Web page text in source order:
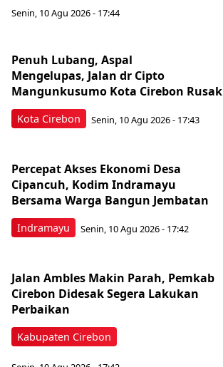
Senin, 10 Agu 2026 - 17:44
Kota Cirebon
Penuh Lubang, Aspal
Mengelupas, Jalan dr Cipto
Mangunkusumo Kota Cirebon Rusak
Senin, 10 Agu 2026 - 17:43
Indramayu
Percepat Akses Ekonomi Desa
Cipancuh, Kodim Indramayu
Bersama Warga Bangun Jembatan
Senin, 10 Agu 2026 - 17:42
Kabupaten Cirebon
Jalan Ambles Makin Parah, Pemkab
Cirebon Didesak Segera Lakukan
Perbaikan